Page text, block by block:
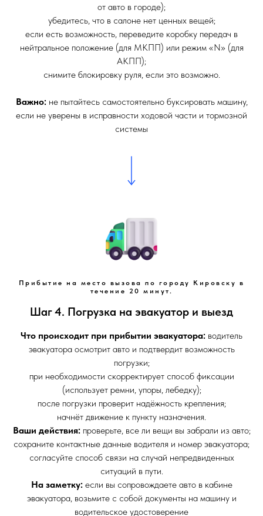
от авто в городе);
убедитесь, что в салоне нет ценных вещей;
если есть возможность, переведите коробку передач в
нейтральное положение (для МКПП) или режим «N» (для
АКПП);
снимите блокировку руля, если это возможно.
Важно:не пытайтесь самостоятельно буксировать машину,
если не уверены в исправности ходовой части и тормозной
системы
Прибытие на место вызова по городу Кировску в
течение 20 минут.
Шаг 4. Погрузка на эвакуатор и выезд
Что происходит при прибытии эвакуатора: водитель
эвакуатора осмотрит авто и подтвердит возможность
погрузки;
при необходимости скорректирует способ фиксации
(использует ремни, упоры, лебедку);
после погрузки проверит надёжность крепления;
начнёт движение к пункту назначения.
Ваши действия: проверьте, все ли вещи вы забрали из авто;
сохраните контактные данные водителя и номер эвакуатора;
согласуйте способ связи на случай непредвиденных
ситуаций в пути.
На заметку:если вы сопровождаете авто в кабине
эвакуатора, возьмите с собой документы на машину и
водительское удостоверение